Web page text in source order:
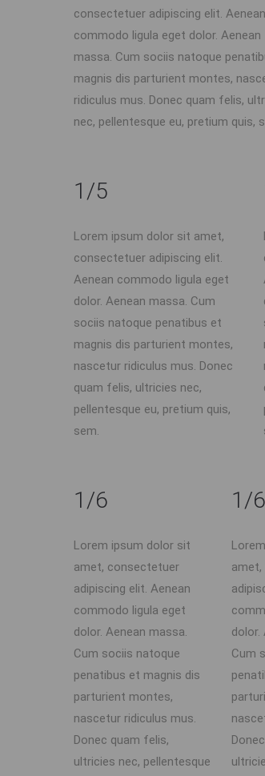
consectetuer adipiscing elit. Aenean
commodo ligula eget dolor. Aenean
massa. Cum sociis natoque
magnis dis parturient montes,
ridiculus mus. Donec quam felis,
nec, pellentesque eu, pretium quis,
1/5
Lorem ipsum dolor sit amet,
consectetuer adipiscing elit.
Aenean commodo ligula eget
dolor. Aenean massa. Cum
sociis natoque penatibus et
magnis dis parturient montes,
nascetur ridiculus mus. Donec
quam felis, ultricies nec,
pellentesque eu, pretium quis,
sem.
1/6
Lorem ipsum dolor sit
amet, consectetuer
adipiscing elit. Aenean
commodo ligula eget
dolor. Aenean massa.
Cum sociis natoque
penatibus et magnis dis
parturient montes,
nascetur ridiculus mus.
Donec quam felis,
ultricies nec, pellentesque
1/6
dolor.
Cum